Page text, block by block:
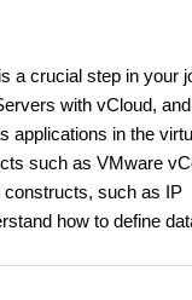
a crucial step in your
with vCloud, and
applications in the
such as VMware
constructs, such as IP
how to define